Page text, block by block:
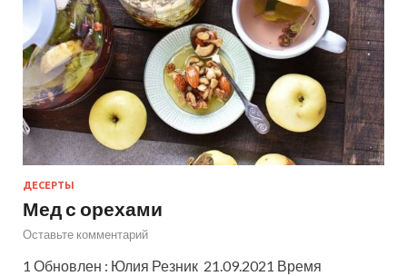
ДЕСЕРТЫ
Мед с орехами
Оставьте комментарий
1 Обновлен : Юлия Резник 21.09.2021 Время